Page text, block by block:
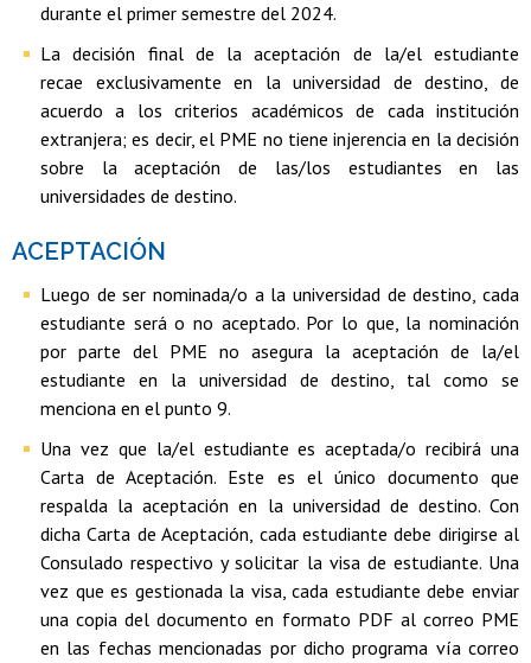
durante el primer semestre del 2024.
La decisión final de la aceptación de la/el estudiante
recae exclusivamente en la universidad de destino, de
acuerdo a los criterios académicos de cada institución
extranjera; es decir, el PME no tiene injerencia en la decisión
sobre la aceptación de las/los estudiantes en las
universidades de destino.
ACEPTACIÓN
Luego de ser nominada/o a la universidad de destino, cada
estudiante será o no aceptado. Por lo que, la nominación
por parte del PME no asegura la aceptación de la/el
estudiante en la universidad de destino, tal como se
menciona en el punto 9.
Una vez que la/el estudiante es aceptada/o recibirá una
Carta de Aceptación. Este es el único documento que
respalda la aceptación en la universidad de destino. Con
dicha Carta de Aceptación, cada estudiante debe dirigirse al
Consulado respectivo y solicitar la visa de estudiante. Una
vez que es gestionada la visa, cada estudiante debe enviar
una copia del documento en formato PDF al correo PME
en las fechas mencionadas por dicho programa vía correo